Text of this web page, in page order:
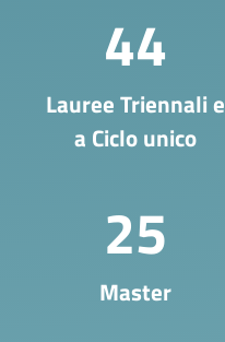
44
Lauree Triennali e
a Ciclo unico
25
Master